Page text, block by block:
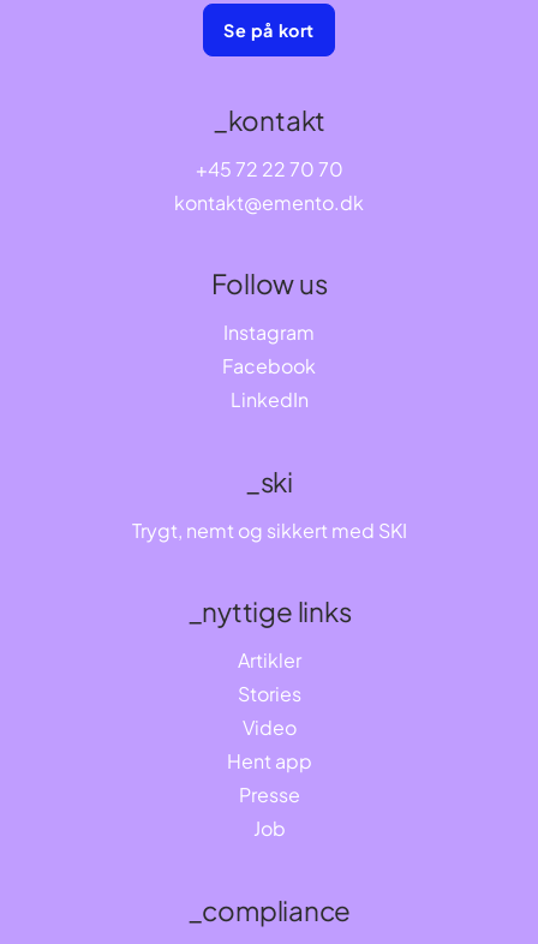
_compliance
_ski
Trygt, nemt og sikkert med SKI
_nyttige links
Artikler
Stories
Video
Hent app
Presse
Job
_kontakt
+45 72 22 70 70
kontakt@emento.dk
Follow us
Instagram
Facebook
LinkedIn
Se på kort